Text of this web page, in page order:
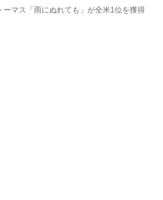
ーマス「雨にぬれても」が全米1位を獲得